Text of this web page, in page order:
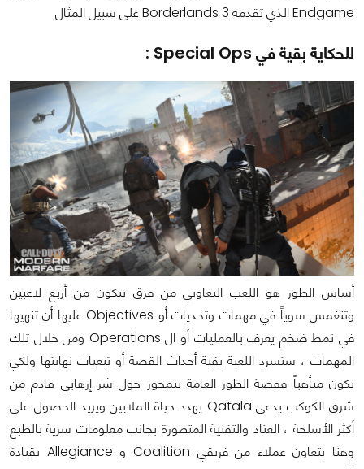
Endgame الذي تقدمه Borderlands 3 على سبيل المثال
للحكاية بقية في Special Ops :
أساس الطور هو اللعب التعاوني من فرق تتكون من أربع لاعبين
وتنغمس سوياً في مهمات وتحديات أو Objectives عليها أن تنهيها
في نمط ضخم يعرف بالعمليات أو ال Operations ومن خلال تلك
المهمات ، ستسرد اللعبة بقية أحداث القصة أو تبعيات نهايتها ولكي
تكون متأهباً فقصة الطور العامة تتمحور حول شر إرهابي قادم من
شرق الكوكب يدعى Qatala يهدد حياة الملايين ويريد الحصول على
أكثر الأسلحة ، العتاد والتقنية المتطورة بجانب معلومات سرية بالطبع
وهنا يتعاون عملاء من فريقي Coalition و Allegiance بقيادة